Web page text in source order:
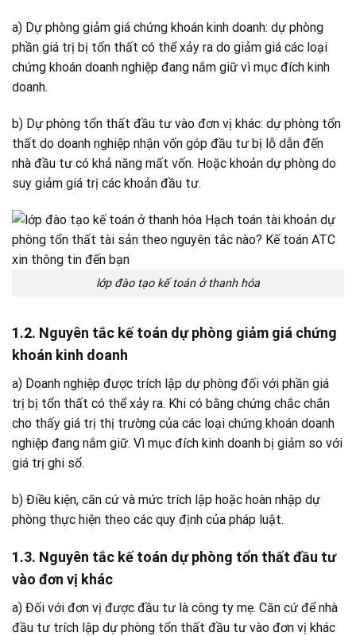
a) Dự phòng giảm giá chứng khoán kinh doanh: dự phòng
phần giá trị bị tổn thất có thể xảy ra do giảm giá các loại
chứng khoán doanh nghiệp đang nắm giữ vì mục đích kinh
doanh.
b) Dự phòng tổn thất đầu tư vào đơn vị khác: dự phòng tổn
thất do doanh nghiệp nhận vốn góp đầu tư bị lỗ dẫn đến
nhà đầu tư có khả năng mất vốn. Hoặc khoản dự phòng do
suy giảm giá trị các khoản đầu tư.
lớp đào tạo kế toán ở thanh hóa
1.2. Nguyên tắc kế toán dự phòng giảm giá chứng
khoán kinh doanh
a) Doanh nghiệp được trích lập dự phòng đối với phần giá
trị bị tổn thất có thể xảy ra. Khi có bằng chứng chắc chắn
cho thấy giá trị thị trường của các loại chứng khoán doanh
nghiệp đang nắm giữ. Vì mục đích kinh doanh bị giảm so với
giá trị ghi sổ.
b) Điều kiện, căn cứ và mức trích lập hoặc hoàn nhập dự
phòng thực hiện theo các quy định của pháp luật.
1.3. Nguyên tắc kế toán dự phòng tổn thất đầu tư
vào đơn vị khác
a) Đối với đơn vị được đầu tư là công ty mẹ. Căn cứ để nhà
đầu tư trích lập dự phòng tổn thất đầu tư vào đơn vị khác